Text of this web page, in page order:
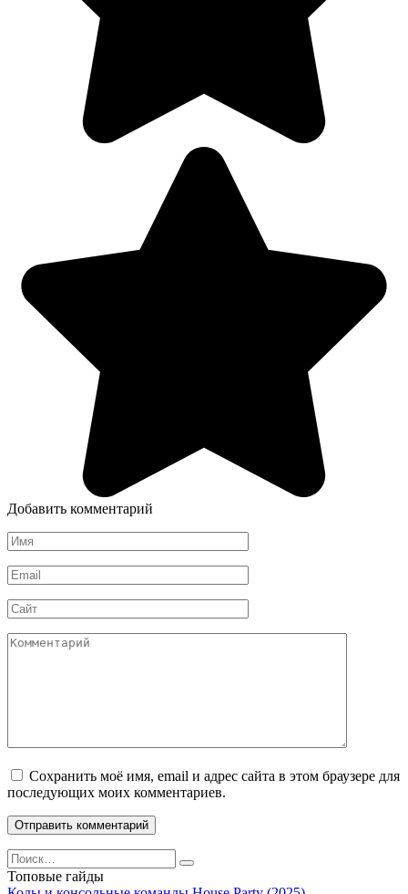
Добавить комментарий
Имя
*
Email
*
Сайт
Комментарий
Сохранить моё имя, email и адрес сайта в этом браузере для
последующих моих комментариев.
Search
for:
Топовые гайды